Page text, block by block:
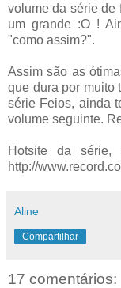
volume da série de
um grande :O !
"como assim?".
Assim são as
que dura por muito
série Feios, ainda
volume seguinte.
Hotsite da série,
http://
Aline
Compartilhar
17 comentários: